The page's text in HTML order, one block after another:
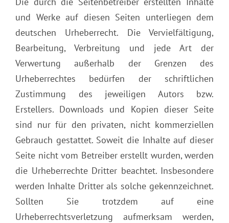
und Werke auf diesen Seiten unterliegen dem
deutschen Urheberrecht. Die Vervielfältigung,
Bearbeitung, Verbreitung und jede Art der
Verwertung außerhalb der Grenzen des
Urheberrechtes bedürfen der schriftlichen
Zustimmung des jeweiligen Autors bzw.
Erstellers. Downloads und Kopien dieser Seite
sind nur für den privaten, nicht kommerziellen
Gebrauch gestattet. Soweit die Inhalte auf dieser
Seite nicht vom Betreiber erstellt wurden, werden
die Urheberrechte Dritter beachtet. Insbesondere
werden Inhalte Dritter als solche gekennzeichnet.
Sollten Sie trotzdem auf eine
Urheberrechtsverletzung aufmerksam werden,